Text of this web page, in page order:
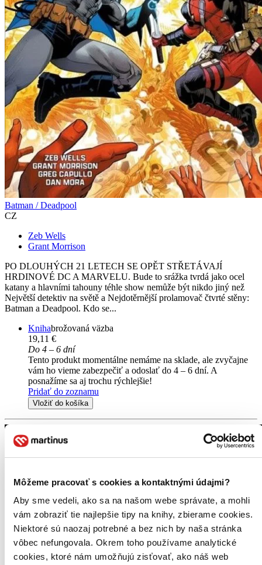
Môžeme pracovať s cookies a kontaktnými údajmi?
Aby sme vedeli, ako sa na našom webe správate, a mohli
vám zobraziť tie najlepšie tipy na knihy, zbierame cookies.
Niektoré sú naozaj potrebné a bez nich by naša stránka
vôbec nefungovala. Okrem toho používame analytické
cookies, ktoré nám umožňujú zisťovať, ako náš web
Batman / Deadpool
CZ
Zeb Wells
Grant Morrison
PO DLOUHÝCH 21 LETECH SE OPĚT STŘETÁVAJÍ
HRDINOVÉ DC A MARVELU. Bude to srážka tvrdá jako ocel
katany a hlavními tahouny téhle show nemůže být nikdo jiný než
Největší detektiv na světě a Nejdotěrnější prolamovač čtvrté stěny:
Batman a Deadpool. Kdo se...
Knihabrožovaná väzba
19,11 €
Do 4 – 6 dní
Tento produkt momentálne nemáme na sklade, ale zvyčajne
vám ho vieme zabezpečiť a odoslať do 4 – 6 dní. A
posnažíme sa aj trochu rýchlejšie!
Pridať do zoznamu
Vložiť do košíka